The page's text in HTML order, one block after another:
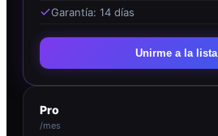
Garantía: 14 días
Unirme a la lista
Pro
/mes